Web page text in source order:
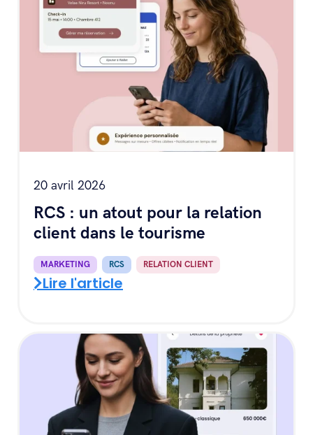
20 avril 2026
RCS : un atout pour la relation
client dans le tourisme
MARKETING RCS RELATION CLIENT
Lire l'article